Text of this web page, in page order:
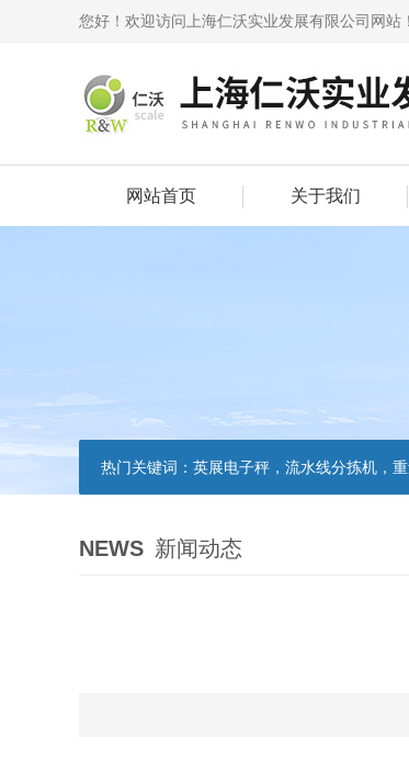
您好！欢迎访问上海仁沃实业发展有限公司网站！
网站首页 关于我们
热门关键词： 英展电子秤，流水线分拣机，重量分
NEWS 新闻动态